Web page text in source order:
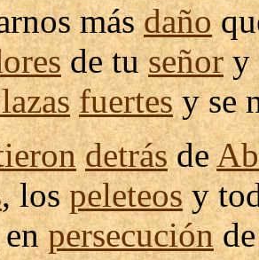
másdaño
de tuseñory
fuertesy se
detrásde
, lospeleteosy
persecución